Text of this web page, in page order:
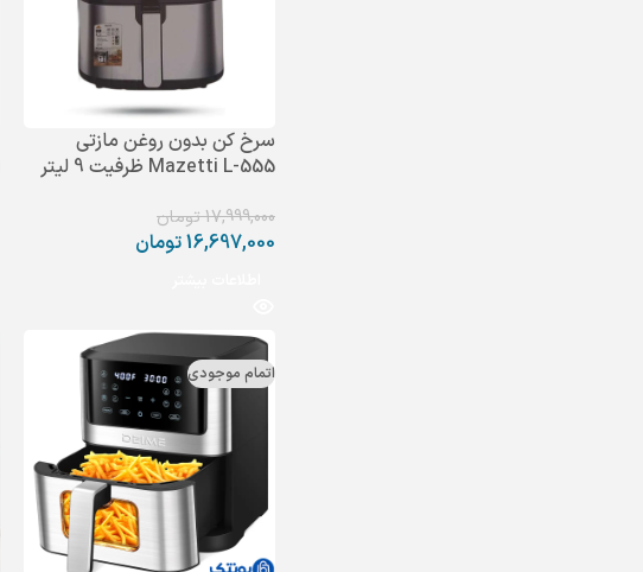
سرخ کن بدون روغن مازتی
Mazetti L-555 ظرفیت 9 لیتر
17,999,000تومان
16,697,000تومان
اتمام موجودی